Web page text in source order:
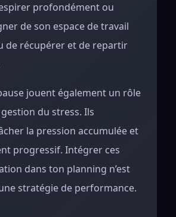
profondément ou
de son espace de travail
de récupérer et de repartir
jouent également un rôle
du stress. Ils
la pression accumulée et
progressif. Intégrer ces
dans ton planning n’est
stratégie de performance.